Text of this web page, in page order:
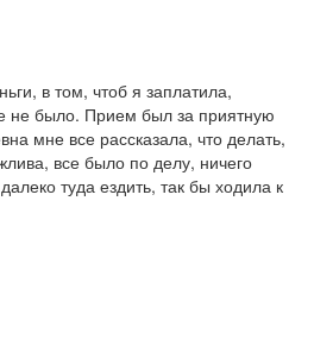
в том, чтоб я заплатила,
не было. Прием был за приятную
мне все рассказала, что делать,
все было по делу, ничего
туда ездить, так бы ходила к